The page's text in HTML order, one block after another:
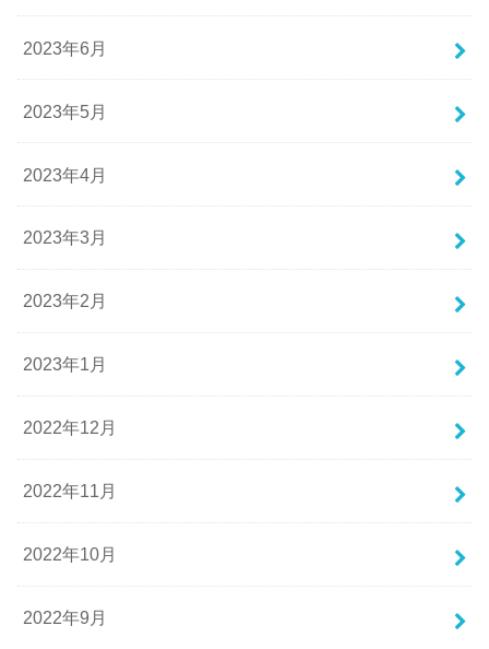
2023年6月
2023年5月
2023年4月
2023年3月
2023年2月
2023年1月
2022年12月
2022年11月
2022年10月
2022年9月